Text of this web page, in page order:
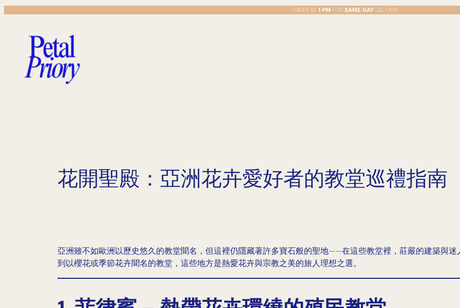
content
ORDER BY 1 PM FOR SAME DAYDELIVERY
花開聖殿：亞洲花卉愛好者的教堂巡禮指南
亞洲雖不如歐洲以歷史悠久的教堂聞名，但這裡仍隱藏著許多寶石般的聖地——在這些教堂裡，莊嚴的建築與
到以櫻花或季節花卉聞名的教堂，這些地方是熱愛花卉與宗教之美的旅人理想之選。